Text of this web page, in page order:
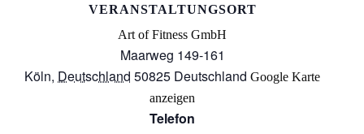
VERANSTALTUNGSORT
Art of Fitness GmbH
Maarweg 149-161
Köln, Deutschland 50825 Deutschland Google Karte
anzeigen
Telefon